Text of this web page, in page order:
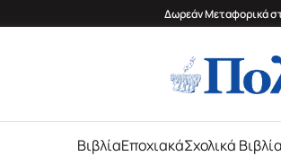
Δωρεάν Μεταφορικά
ΒιβλίαΕποχιακάΣχολικά Βιβλία